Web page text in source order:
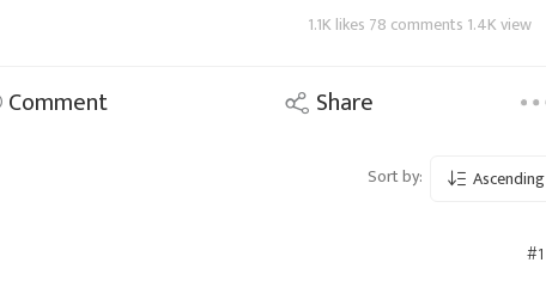
1.1K likes 78 comments 1.4K view
Comment Share
Sort by: Ascending
#1